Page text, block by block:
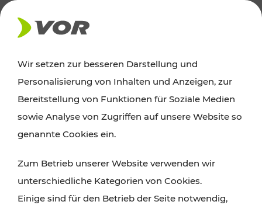
AKTUELLES
News
Alle wichtigen Meldungen zu Fahrplanänderungen,
finden Sie hier im Überblick.
Wir setzen zur besseren Darstellung und
Personalisierung von Inhalten und Anzeigen, zur
Bereitstellung von Funktionen für Soziale Medien
sowie Analyse von Zugriffen auf unsere Website so
genannte Cookies ein.
Zum Betrieb unserer Website verwenden wir
unterschiedliche Kategorien von Cookies.
Einige sind für den Betrieb der Seite notwendig,